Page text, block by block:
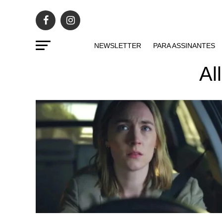
NEWSLETTER PARA ASSINANTES